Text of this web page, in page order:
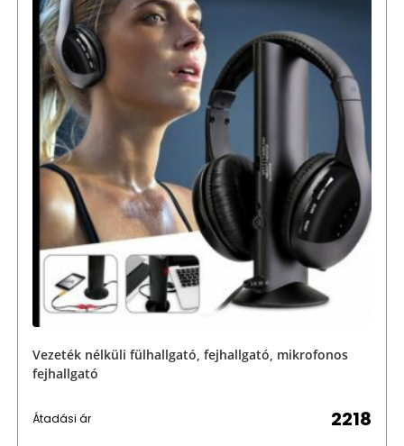
Vezeték nélküli fülhallgató, fejhallgató, mikrofonos
fejhallgató
Átadási ár
2218